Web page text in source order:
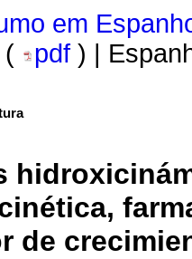
em
( pdf ) |
de